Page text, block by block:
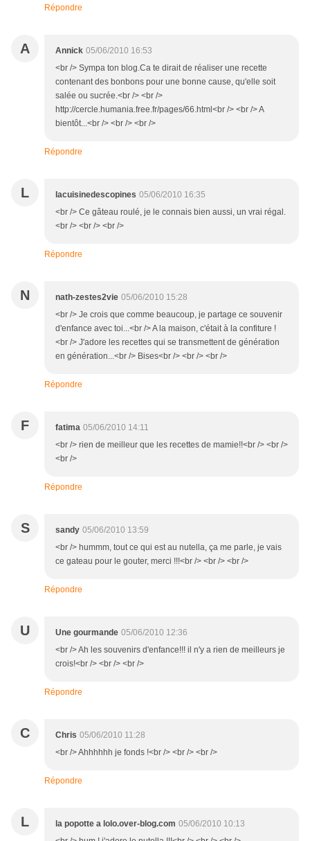
Répondre
A Annick 05/06/2010 16:53
<br /> Sympa ton blog.Ca te dirait de réaliser une recette
contenant des bonbons pour une bonne cause, qu'elle soit
salée ou sucrée.<br /> <br />
http://cercle.humania.free.fr/pages/66.html<br /> <br /> A
bientôt...<br /> <br /> <br />
Répondre
L lacuisinedescopines 05/06/2010 16:35
<br /> Ce gâteau roulé, je le connais bien aussi, un vrai régal.
<br /> <br /> <br />
Répondre
N nath-zestes2vie 05/06/2010 15:28
<br /> Je crois que comme beaucoup, je partage ce souvenir
d'enfance avec toi...<br /> A la maison, c'était à la confiture !
<br /> J'adore les recettes qui se transmettent de génération
en génération...<br /> Bises<br /> <br /> <br />
Répondre
F fatima 05/06/2010 14:11
<br /> rien de meilleur que les recettes de mamie!!<br /> <br />
<br />
Répondre
S sandy 05/06/2010 13:59
<br /> hummm, tout ce qui est au nutella, ça me parle, je vais
ce gateau pour le gouter, merci !!!<br /> <br /> <br />
Répondre
U Une gourmande 05/06/2010 12:36
<br /> Ah les souvenirs d'enfance!!! il n'y a rien de meilleurs je
crois!<br /> <br /> <br />
Répondre
C Chris 05/06/2010 11:28
<br /> Ahhhhhh je fonds !<br /> <br /> <br />
Répondre
L la popotte a lolo.over-blog.com 05/06/2010 10:13